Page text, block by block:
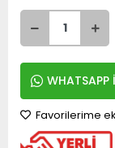
WHATSAPP
Favorilerime